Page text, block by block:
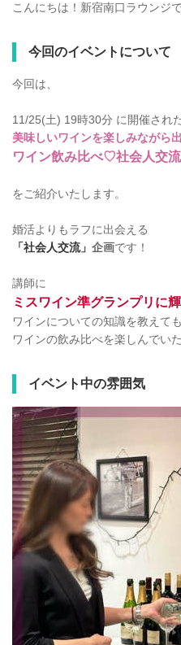
こんにちは！新宿南口ラウンジで
今回のイベントについて
今回は、
11/25(土) 19時30分 に開催され
美味しいワインを楽しみながら
ワイン飲み比べ♡社会人交
をご紹介いたします。
婚活よりもラフに出会える
「社会人交流」 企画です！
講師に
ミスワイン準グランプリに
ワインについての知識を教えて
ワインの飲み比べを楽しんでい
イベント中の雰囲気